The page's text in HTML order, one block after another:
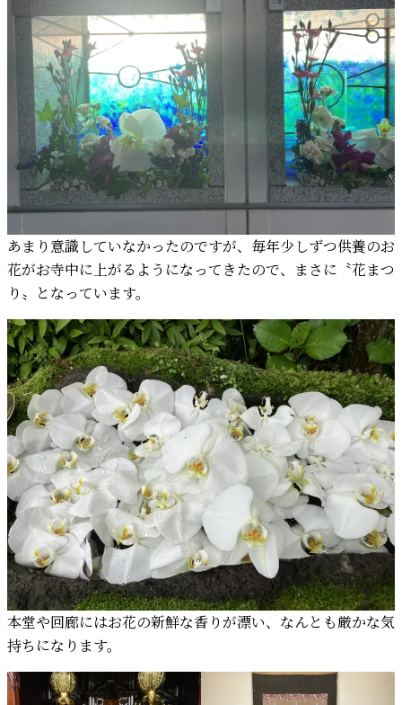
あまり意識していなかったのですが、毎年少しずつ供養のお
花がお寺中に上がるようになってきたので、まさに〝花まつ
り〟となっています。
本堂や回廊にはお花の新鮮な香りが漂い、なんとも厳かな気
持ちになります。